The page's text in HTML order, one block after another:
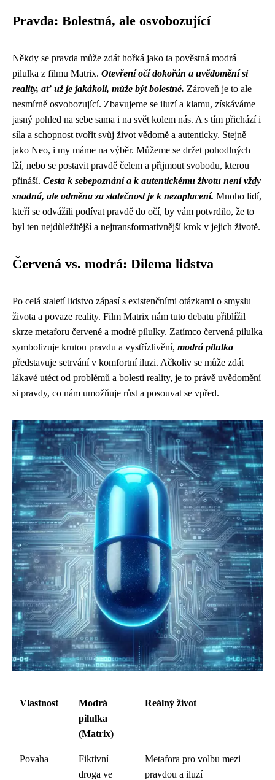
Pravda: Bolestná, ale osvobozující
Někdy se pravda může zdát hořká jako ta pověstná modrá
pilulka z filmu Matrix. Otevření očí dokořán a uvědomění si
reality, ať už je jakákoli, může být bolestné. Zároveň je to ale
nesmírně osvobozující. Zbavujeme se iluzí a klamu, získáváme
jasný pohled na sebe sama i na svět kolem nás. A s tím přichází i
síla a schopnost tvořit svůj život vědomě a autenticky. Stejně
jako Neo, i my máme na výběr. Můžeme se držet pohodlných
lží, nebo se postavit pravdě čelem a přijmout svobodu, kterou
přináší. Cesta k sebepoznání a k autentickému životu není vždy
snadná, ale odměna za statečnost je k nezaplacení. Mnoho lidí,
kteří se odvážili podívat pravdě do očí, by vám potvrdilo, že to
byl ten nejdůležitější a nejtransformativnější krok v jejich životě.
Červená vs. modrá: Dilema lidstva
Po celá staletí lidstvo zápasí s existenčními otázkami o smyslu
života a povaze reality. Film Matrix nám tuto debatu přiblížil
skrze metaforu červené a modré pilulky. Zatímco červená pilulka
symbolizuje krutou pravdu a vystřízlivění, modrá pilulka
představuje setrvání v komfortní iluzi. Ačkoliv se může zdát
lákavé utéct od problémů a bolesti reality, je to právě uvědomění
si pravdy, co nám umožňuje růst a posouvat se vpřed.
Vlastnost
Modrá
pilulka
(Matrix)
Reálný život
Povaha
Fiktivní
droga ve
Metafora pro volbu mezi
pravdou a iluzí